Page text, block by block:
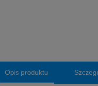
Opis produktu